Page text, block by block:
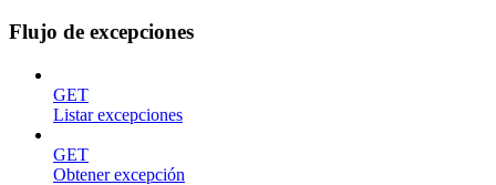
Flujo de excepciones
GET
Listar excepciones
GET
Obtener excepción